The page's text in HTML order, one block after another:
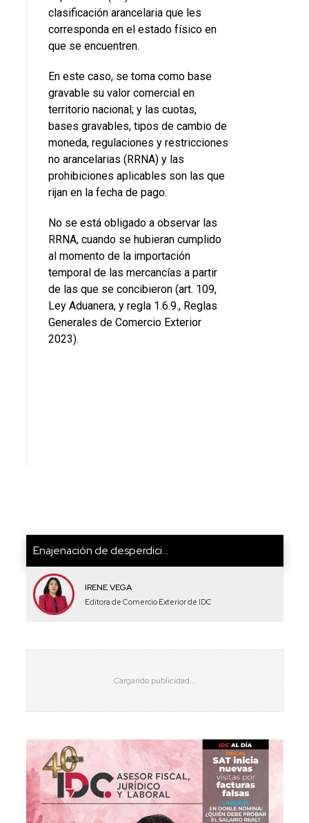
clasificación arancelaria que les
corresponda en el estado físico en
que se encuentren.
En este caso, se toma como base
gravable su valor comercial en
territorio nacional; y las cuotas,
bases gravables, tipos de cambio de
moneda, regulaciones y restricciones
no arancelarias (RRNA) y las
prohibiciones aplicables son las que
rijan en la fecha de pago.
No se está obligado a observar las
RRNA, cuando se hubieran cumplido
al momento de la importación
temporal de las mercancías a partir
de las que se concibieron (art. 109,
Ley Aduanera, y regla 1.6.9., Reglas
Generales de Comercio Exterior
2023).
Enajenación de desperdici...
IRENE VEGA
Editora de Comercio Exterior de IDC